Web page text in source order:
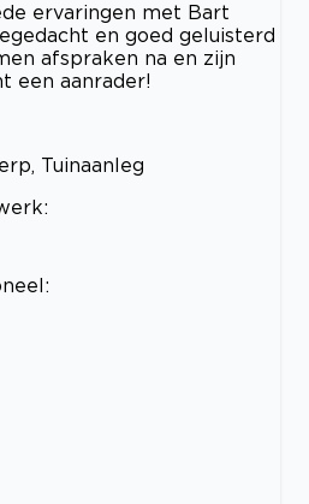
ervaringen met Bart
en goed geluisterd
afspraken na en zijn
een aanrader!
Tuinaanleg